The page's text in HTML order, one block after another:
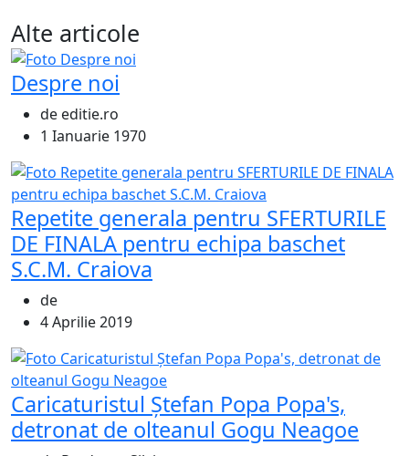
Alte articole
Despre noi
de editie.ro
1 Ianuarie 1970
Repetite generala pentru SFERTURILE
DE FINALA pentru echipa baschet
S.C.M. Craiova
de
4 Aprilie 2019
Caricaturistul Ștefan Popa Popa's,
detronat de olteanul Gogu Neagoe